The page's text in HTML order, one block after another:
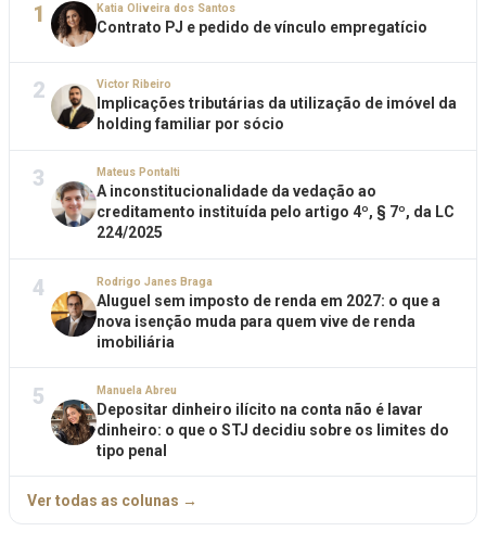
1 Katia Oliveira dos Santos
Contrato PJ e pedido de vínculo empregatício
2 Victor Ribeiro
Implicações tributárias da utilização de imóvel da
holding familiar por sócio
3 Mateus Pontalti
A inconstitucionalidade da vedação ao
creditamento instituída pelo artigo 4º, § 7º, da LC
224/2025
4 Rodrigo Janes Braga
Aluguel sem imposto de renda em 2027: o que a
nova isenção muda para quem vive de renda
imobiliária
5 Manuela Abreu
Depositar dinheiro ilícito na conta não é lavar
dinheiro: o que o STJ decidiu sobre os limites do
tipo penal
Ver todas as colunas →